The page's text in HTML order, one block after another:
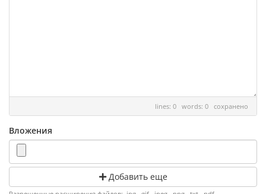
lines: 0 words: 0 сохранено
Вложения
Добавить еще